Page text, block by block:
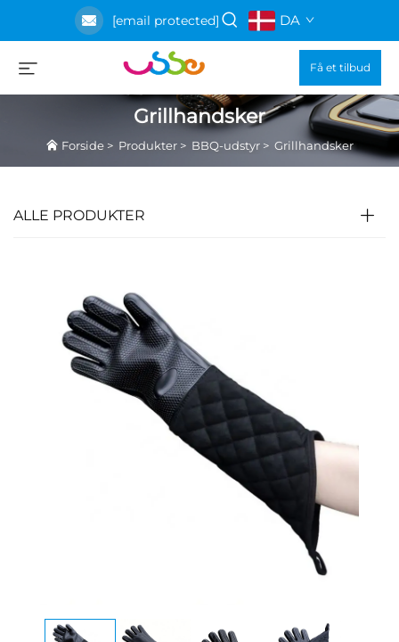
[email protected] DA
Få et tilbud
Grillhandsker
Forside > Produkter > BBQ-udstyr > Grillhandsker
ALLE PRODUKTER